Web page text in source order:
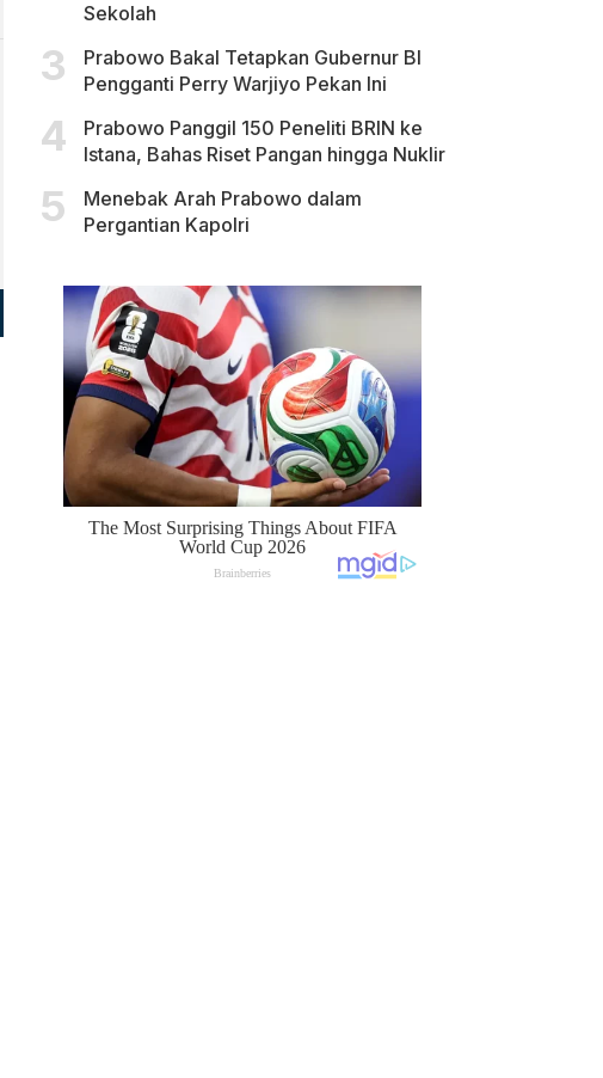
Sekolah
Prabowo Bakal Tetapkan Gubernur BI
Pengganti Perry Warjiyo Pekan Ini
Prabowo Panggil 150 Peneliti BRIN ke
Istana, Bahas Riset Pangan hingga Nuklir
Menebak Arah Prabowo dalam
Pergantian Kapolri